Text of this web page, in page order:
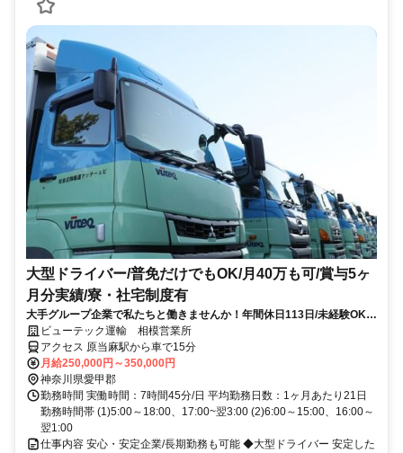
大型ドライバー/普免だけでもOK/月40万も可/賞与5ヶ
月分実績/寮・社宅制度有
大手グループ企業で私たちと働きませんか！年間休日113日/未経験OK/
資格取得支援/福利厚生充実
ビューテック運輸 相模営業所
アクセス 原当麻駅から車で15分
月給250,000円～350,000円
神奈川県愛甲郡
勤務時間 実働時間：7時間45分/日 平均勤務日数：1ヶ月あたり21日
勤務時間帯 (1)5:00～18:00、17:00~翌3:00 (2)6:00～15:00、16:00～
翌1:00
仕事内容 安心・安定企業/長期勤務も可能 ◆大型ドライバー 安定した